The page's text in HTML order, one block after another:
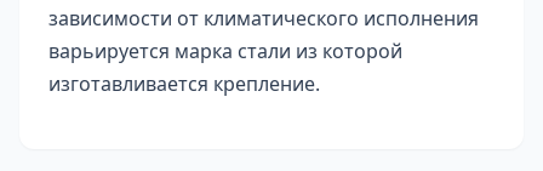
зависимости от климатического исполнения
варьируется марка стали из которой
изготавливается крепление.